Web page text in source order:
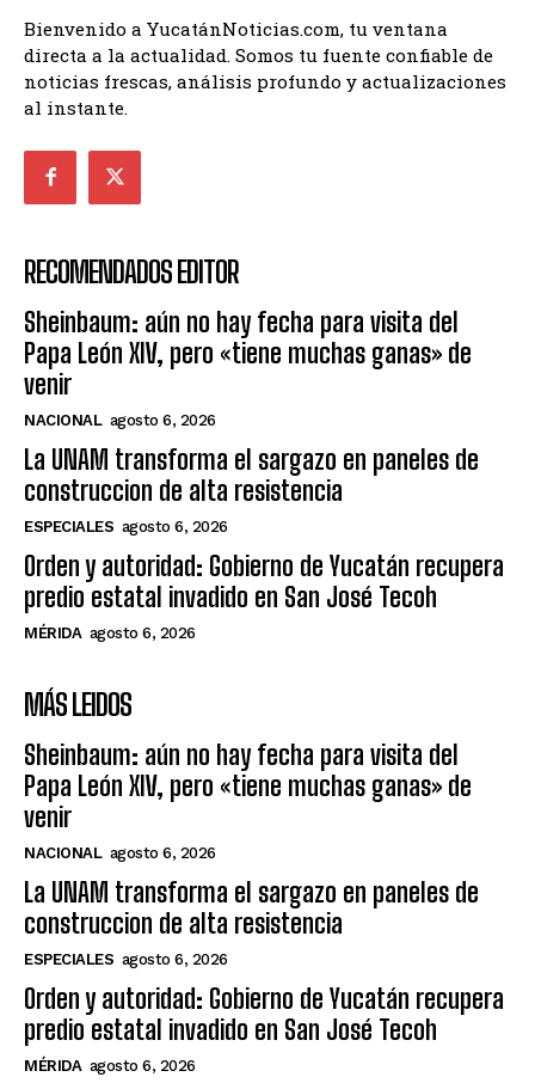
Bienvenido a YucatánNoticias.com, tu ventana
directa a la actualidad. Somos tu fuente confiable de
noticias frescas, análisis profundo y actualizaciones
al instante.
RECOMENDADOS EDITOR
Sheinbaum: aún no hay fecha para visita del
Papa León XIV, pero «tiene muchas ganas» de
venir
NACIONAL agosto 6, 2026
La UNAM transforma el sargazo en paneles de
construccion de alta resistencia
ESPECIALES agosto 6, 2026
Orden y autoridad: Gobierno de Yucatán recupera
predio estatal invadido en San José Tecoh
MÉRIDA agosto 6, 2026
MÁS LEIDOS
Sheinbaum: aún no hay fecha para visita del
Papa León XIV, pero «tiene muchas ganas» de
venir
NACIONAL agosto 6, 2026
La UNAM transforma el sargazo en paneles de
construccion de alta resistencia
ESPECIALES agosto 6, 2026
Orden y autoridad: Gobierno de Yucatán recupera
predio estatal invadido en San José Tecoh
MÉRIDA agosto 6, 2026